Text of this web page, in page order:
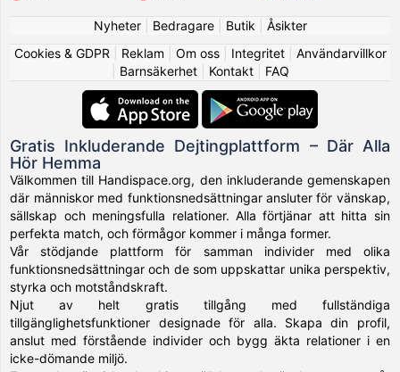
Nyheter| Bedragare| Butik
Åsikter
Cookies & GDPR
Reklam Om oss| Integritet| Användarvillkor
Barnsäkerhet| Kontakt| FAQ
Gratis Inkluderande Dejtingplattform – Där Alla
Hör Hemma
Välkommen till Handispace.org, den inkluderande gemenskapen
där människor med funktionsnedsättningar ansluter för vänskap,
sällskap och meningsfulla relationer. Alla förtjänar att hitta sin
perfekta match, och förmågor kommer i många former.
Vår stödjande plattform för samman individer med olika
funktionsnedsättningar och de som uppskattar unika perspektiv,
styrka och motståndskraft.
Njut av helt gratis tillgång med fullständiga
tillgänglighetsfunktioner designade för alla. Skapa din profil,
anslut med förstående individer och bygg äkta relationer i en
icke-dömande miljö.